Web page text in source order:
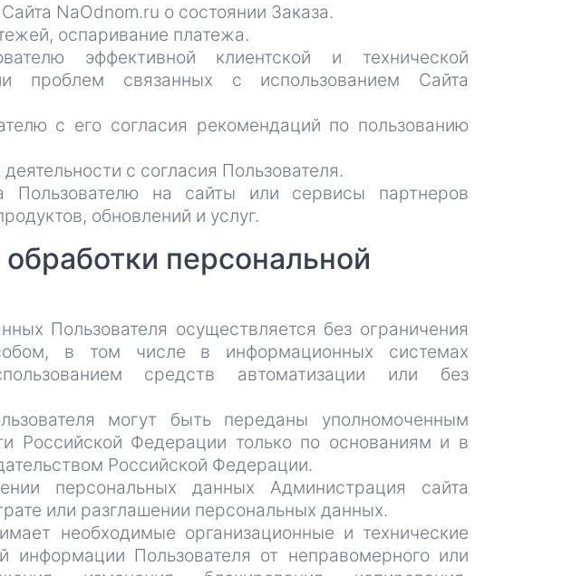
NaOdnom.ru о состоянии Заказа.
оспаривание платежа.
эффективной клиентской и технической
проблем связанных с использованием Сайта
с его согласия рекомендаций по пользованию
с согласия Пользователя.
Пользователю на сайты или сервисы партнеров
обновлений и услуг.
персональной
Пользователя осуществляется без ограничения
в том числе в информационных системах
средств автоматизации или без
могут быть переданы уполномоченным
Российской Федерации только по основаниям и в
Российской Федерации.
персональных данных Администрация сайта
или разглашении персональных данных.
необходимые организационные и технические
Пользователя от неправомерного или